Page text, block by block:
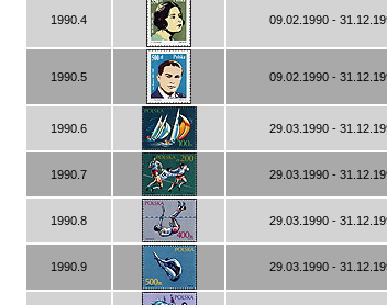
1990.4 09.02.1990 -
1990.5 09.02.1990 -
1990.6 29.03.1990 -
1990.7 29.03.1990 -
1990.8 29.03.1990 -
1990.9 29.03.1990 -